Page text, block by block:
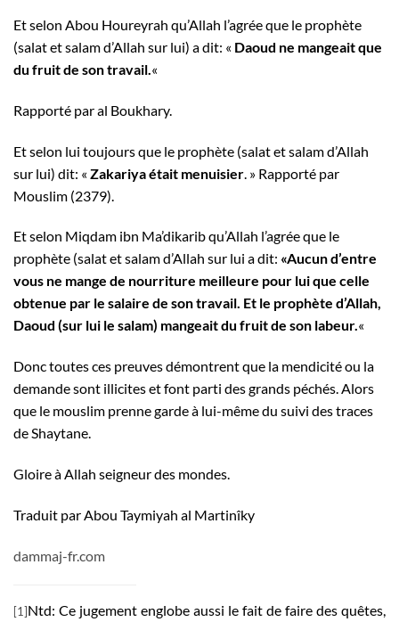
Et selon Abou Houreyrah qu’Allah l’agrée que le prophète
(salat et salam d’Allah sur lui) a dit: « Daoud ne mangeait que
du fruit de son travail.«
Rapporté par al Boukhary.
Et selon lui toujours que le prophète (salat et salam d’Allah
sur lui) dit: « Zakariya était menuisier . » Rapporté par
Mouslim (2379).
Et selon Miqdam ibn Ma’dikarib qu’Allah l’agrée que le
prophète (salat et salam d’Allah sur lui a dit: «Aucun d’entre
vous ne mange de nourriture meilleure pour lui que celle
obtenue par le salaire de son travail. Et le prophète d’Allah,
Daoud (sur lui le salam) mangeait du fruit de son labeur.«
Donc toutes ces preuves démontrent que la mendicité ou la
demande sont illicites et font parti des grands péchés. Alors
que le mouslim prenne garde à lui-même du suivi des traces
de Shaytane.
Gloire à Allah seigneur des mondes.
Traduit par Abou Taymiyah al Martinîky
dammaj-fr.com
[1]Ntd: Ce jugement englobe aussi le fait de faire des quêtes,